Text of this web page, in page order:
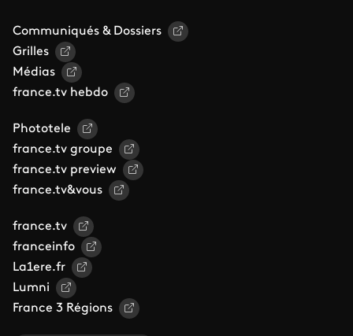
Communiqués & Dossiers
Grilles
Médias
france.tv hebdo
Phototele
france.tv groupe
france.tv preview
france.tv&vous
france.tv
franceinfo
La1ere.fr
Lumni
France 3 Régions